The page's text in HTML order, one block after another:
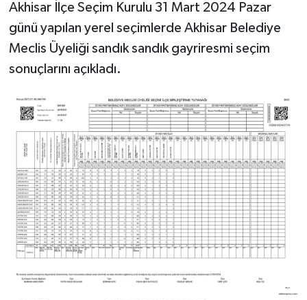
Akhisar İlçe Seçim Kurulu 31 Mart 2024 Pazar
günü yapılan yerel seçimlerde Akhisar Belediye
Meclis Üyeliği sandık sandık gayriresmi seçim
sonuçlarını açıkladı.
Yerel Haber
Akhisar Emlak
Etiketler